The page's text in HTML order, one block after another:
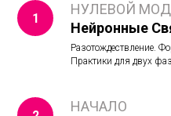
НУЛЕВОЙ
Нейронные
Разотождествление.
Практики для двух
НАЧАЛО